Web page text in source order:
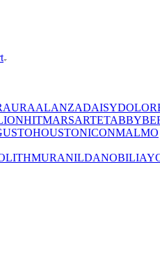
AURAALANZADAISY
HITMARSARTETABBY
HOUSTONICONMALMO
MURANILDANOBILIA